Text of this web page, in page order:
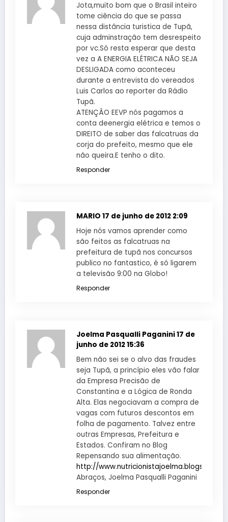
Jota,muito bom que o Brasil inteiro
tome ciência do que se passa
nessa distância turistica de Tupã,
cuja adminstração tem desrespeito
por vc.Só resta esperar que desta
vez a A ENERGIA ELÉTRICA NÃO SEJA
DESLIGADA como aconteceu
durante a entrevista do vereados
Luis Carlos ao reporter da Rádio
Tupã.
ATENÇÂO EEVP nós pagamos a
conta deenergia elétrica e temos o
DIREITO de saber das falcatruas da
corja do prefeito, mesmo que ele
não queira.E tenho o dito.
Responder
MARIO 17 de junho de 2012 2:09
Hoje nós vamos aprender como
são feitos as falcatruas na
prefeitura de tupã nos concursos
publico no fantastico, é só ligarem
a televisão 9:00 na Globo!
Responder
Joelma Pasqualli Paganini17 de
junho de 2012 15:36
Bem não sei se o alvo das fraudes
seja Tupã, a princípio eles vão falar
da Empresa Precisão de
Constantina e a Lógica de Ronda
Alta. Elas negociavam a compra de
vagas com futuros descontos em
folha de pagamento. Talvez entre
outras Empresas, Prefeitura e
Estados. Confiram no Blog
Repensando sua alimentação.
http://
Abraços, Joelma Pasqualli Paganini
Responder